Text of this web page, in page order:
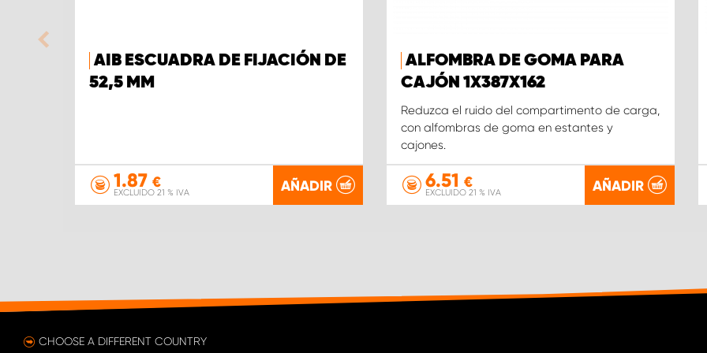
AIB ESCUADRA DE FIJACIÓN DE
52,5 MM
1.87 €
EXCLUIDO 21 % IVA AÑADIR
ALFOMBRA DE GOMA PARA
CAJÓN 1X387X162
Reduzca el ruido del compartimento de carga,
con alfombras de goma en estantes y
cajones.
6.51 €
EXCLUIDO 21 % IVA AÑADIR
CHOOSE A DIFFERENT COUNTRY